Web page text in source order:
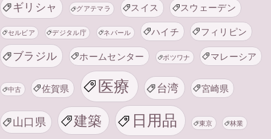
ギリシャ グアテマラ スイス スウェーデン
セルビア デジタル庁 ネパール ハイチ フィリピン
ブラジル ホームセンター ボツワナ マレーシア
中古 佐賀県 医療 台湾 宮崎県
山口県 建築 日用品 東京 林業